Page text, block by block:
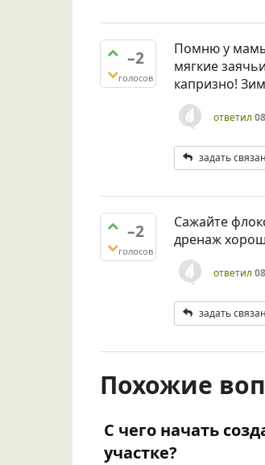
–2
голосов
Помню у мамы
мягкие
капризно!
ответил
задать
–2
голосов
Сажайте
дренаж
ответил
задать
Похожие
С чего начать
участке?